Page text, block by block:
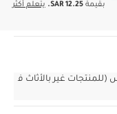
بقيمةSAR 12.25. يتعلم أكثر
للطلبات التي تزيد عن 400 ر.س (للمنتجات غير بالأثاث ف